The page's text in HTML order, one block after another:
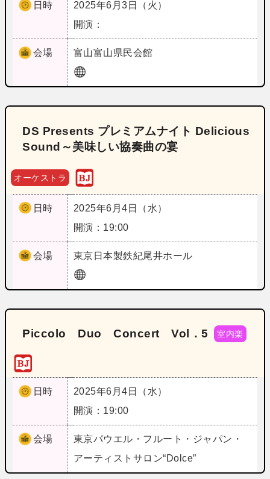
日時
2025年6月3日（火）
開演：
会場 富山富山県民会館
DS Presents プレミアムナイト Delicious
Sound～美味しい協奏曲の宴
オーケストラ
日時
2025年6月4日（水）
開演：19:00
会場 東京 日本製鉄紀尾井ホール
Piccolo Duo Concert Vol．5 室内楽
日時
2025年6月4日（水）
開演：19:00
会場 東京パウエル・フルート・ジャパン・
アーティストサロン“Dolce”